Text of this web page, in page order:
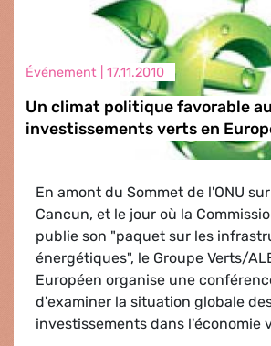
Événement | 17.11.2010
Un climat politique favorable
investissements verts en
En amont du Sommet de l'ONU
Cancun, et le jour où la
publie son "paquet sur les
énergétiques", le Groupe Verts/
Européen organise une
d'examiner la situation globale
investissements dans l'économie